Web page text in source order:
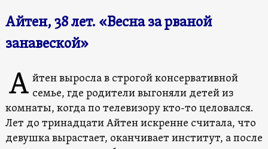
Айтен, 38 лет. «Весна за рваной
занавеской»
А йтен выросла в строгой консервативной
семье, где родители выгоняли детей из
комнаты, когда по телевизору кто-то целовался.
Лет до тринадцати Айтен искренне считала, что
девушка вырастает, оканчивает институт, а после